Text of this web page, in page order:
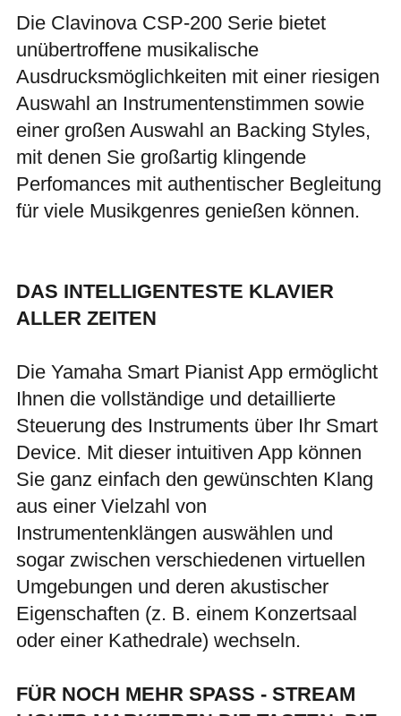
Die Clavinova CSP-200 Serie bietet
unübertroffene musikalische
Ausdrucksmöglichkeiten mit einer riesigen
Auswahl an Instrumentenstimmen sowie
einer großen Auswahl an Backing Styles,
mit denen Sie großartig klingende
Perfomances mit authentischer Begleitung
für viele Musikgenres genießen können.
DAS INTELLIGENTESTE KLAVIER
ALLER ZEITEN
Die Yamaha Smart Pianist App ermöglicht
Ihnen die vollständige und detaillierte
Steuerung des Instruments über Ihr Smart
Device. Mit dieser intuitiven App können
Sie ganz einfach den gewünschten Klang
aus einer Vielzahl von
Instrumentenklängen auswählen und
sogar zwischen verschiedenen virtuellen
Umgebungen und deren akustischer
Eigenschaften (z. B. einem Konzertsaal
oder einer Kathedrale) wechseln.
FÜR NOCH MEHR SPASS - STREAM